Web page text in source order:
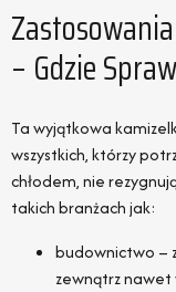
– Gdzie
Ta wyjątkowa
wszystkich, którzy
chłodem, nie
takich branżach jak:
budownictwo –
zewnątrz